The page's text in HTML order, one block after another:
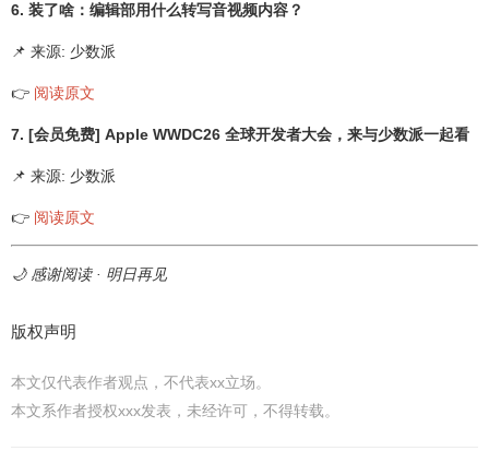
6. 装了啥：编辑部用什么转写音视频内容？
📌 来源: 少数派
👉 阅读原文
7. [会员免费] Apple WWDC26 全球开发者大会，来与少数派一起看
📌 来源: 少数派
👉 阅读原文
🌙 感谢阅读 · 明日再见
版权声明
本文仅代表作者观点，不代表xx立场。
本文系作者授权xxx发表，未经许可，不得转载。